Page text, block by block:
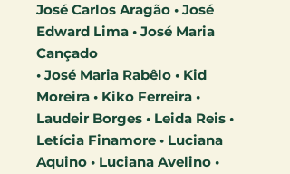
José Carlos Aragão • José
Edward Lima • José Maria
Cançado
• José Maria Rabêlo • Kid
Moreira • Kiko Ferreira •
Laudeir Borges • Leida Reis •
Letícia Finamore • Luciana
Aquino • Luciana Avelino •